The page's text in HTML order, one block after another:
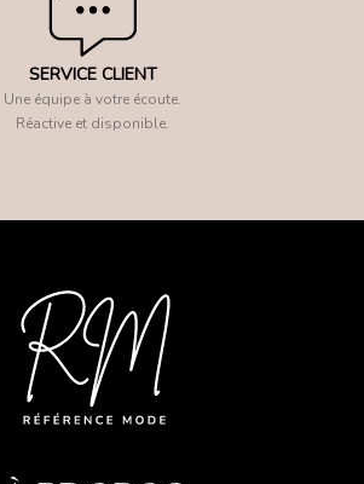
SERVICE CLIENT
Une équipe à votre écoute.
Réactive et disponible.